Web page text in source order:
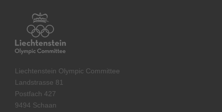
Liechtenstein Olympic Committee
Landstrasse 81
Postfach 427
9494 Schaan